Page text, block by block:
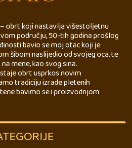
– obrt koji nastavlja višestoljetnu
području, 50-tih godina prošlog
bavio se moj otac koji je
šibom naslijedio od svojeg oca, te
mene, kao svog sina.
obrt usprkos novim
tradiciju izrade pletenih
bavimo se i proizvodnjom